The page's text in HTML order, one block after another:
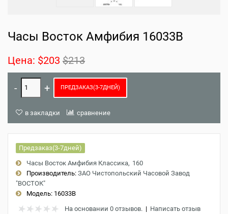
Часы Восток Амфибия 16033B
Цена: $203 $213
ПРЕДЗАКАЗ(3-7ДНЕЙ)
в закладки сравнение
Предзаказ(3-7дней)
Часы Восток Амфибия Классика 160
Производитель: ЗАО Чистопольский Часовой Завод
"ВОСТОК"
Модель: 16033B
На основании 0 отзывов. | Написать отзыв